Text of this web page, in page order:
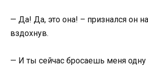
— Да! Да, это она! – признался он
вздохнув.
— И ты сейчас бросаешь меня одну